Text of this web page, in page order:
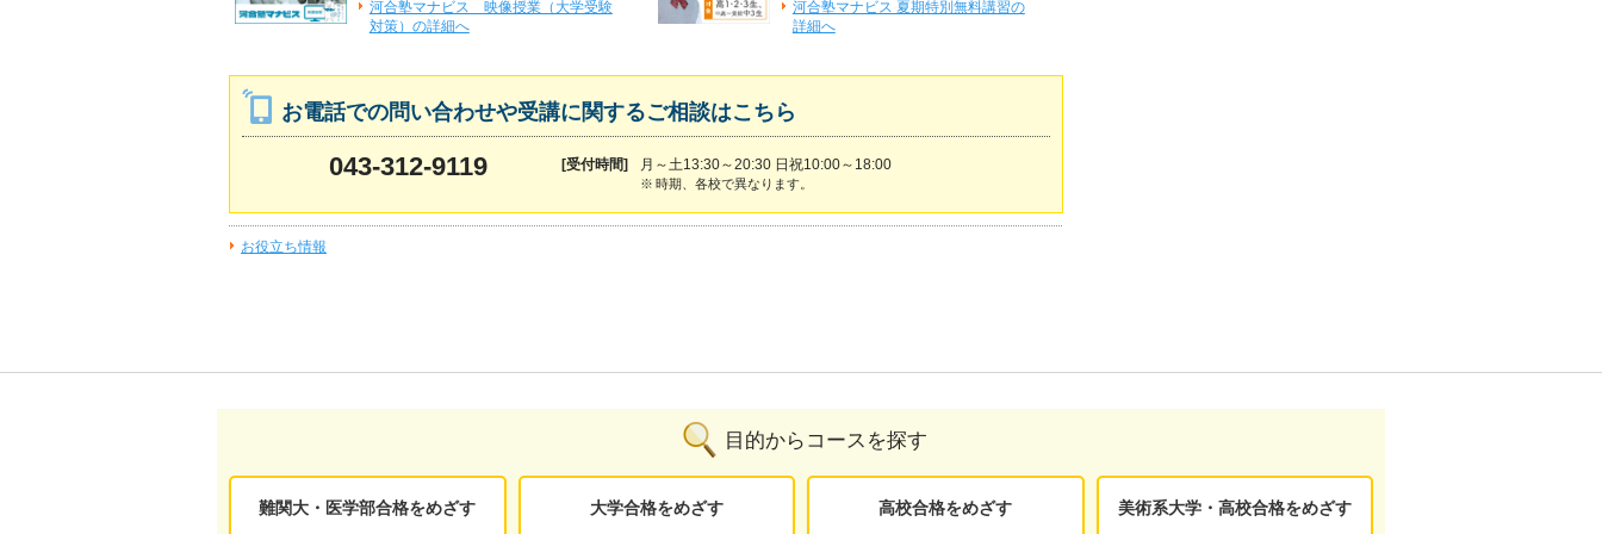
河合塾マナビス 映像授業（大学受験
対策）の詳細へ
河合塾マナビス 夏期特別無料講習の
詳細へ
お電話での問い合わせや受講に関するご相談はこちら
043-312-9119 [受付時間] 月～土13:30～20:30 日祝10:00～18:00
※ 時期、各校で異なります。
お役立ち情報
目的からコースを探す
難関大・医学部合格をめざす 大学合格をめざす 高校合格をめざす 美術系大学・高校合格をめざす